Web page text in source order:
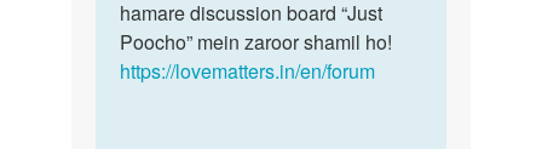
hamare discussion board “Just
Poocho” mein zaroor shamil ho!
https://lovematters.in/en/forum